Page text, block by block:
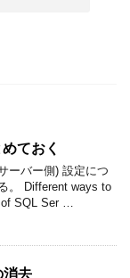
ておく
ーバー側) 設定につ
。 Different ways to
of SQL Ser …
消去